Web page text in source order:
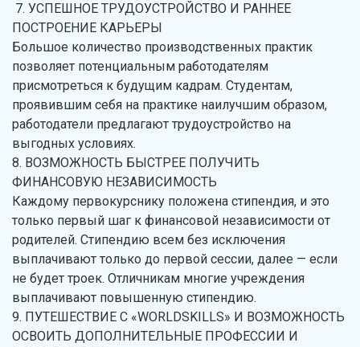
7. УСПЕШНОЕ ТРУДОУСТРОЙСТВО И РАННЕЕ
ПОСТРОЕНИЕ КАРЬЕРЫ
Большое количество производственных практик
позволяет потенциальным работодателям
присмотреться к будущим кадрам. Студентам,
проявившим себя на практике наилучшим образом,
работодатели предлагают трудоустройство на
выгодных условиях.
8. ВОЗМОЖНОСТЬ БЫСТРЕЕ ПОЛУЧИТЬ
ФИНАНСОВУЮ НЕЗАВИСИМОСТЬ
Каждому первокурснику положена стипендия, и это
только первый шаг к финансовой независимости от
родителей. Стипендию всем без исключения
выплачивают только до первой сессии, далее — если
не будет троек. Отличникам многие учреждения
выплачивают повышенную стипендию.
9. ПУТЕШЕСТВИЕ С «WORLDSKILLS» И ВОЗМОЖНОСТЬ
ОСВОИТЬ ДОПОЛНИТЕЛЬНЫЕ ПРОФЕССИИ И